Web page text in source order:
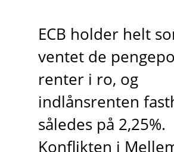
ECB holder helt
ventet de
renter i ro, og
indlånsrenten
således på 2,25%.
Konflikten i